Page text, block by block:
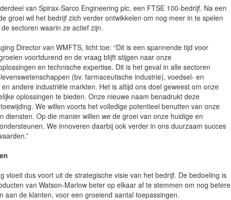
van Spirax-Sarco Engineering plc, een FTSE 100-bedrijf. Na een
groei wil het bedrijf zich verder ontwikkelen om nog meer in te spelen
sectoren waarin ze actief zijn.
Director van WMFTS, licht toe: “Dit is een spannende tijd voor
voortdurend en de vraag blijft stijgen naar onze
en technische expertise. Dit is het geval in alle sectoren
(bv. farmaceutische industrie), voedsel- en
andere industriële markten. Het is altijd ons doel geweest om onze
oplossingen te bieden. Onze nieuwe naam benadrukt deze
We willen voorts het volledige potentieel benutten van onze
diensten. Op die manier willen we de groei van onze huidige en
We innoveren daarbij ook verder in ons duurzaam succes
vloeit dus voort uit de strategische visie van het bedrijf. De bedoeling is
van Watson-Marlow beter op elkaar af te stemmen om nog betere
aan de klanten, voor een groeiend aantal toepassingen.